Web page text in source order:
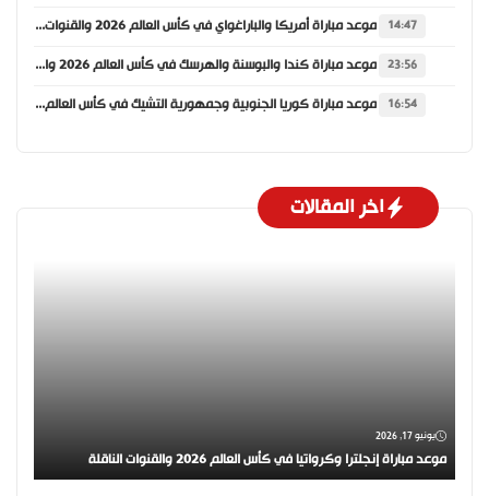
14:47 موعد مباراة أمريكا والباراغواي في كأس العالم 2026 والقنوات الناقلة
23:56 موعد مباراة كندا والبوسنة والهرسك في كأس العالم 2026 والقنوات الناقلة
16:54 موعد مباراة كوريا الجنوبية وجمهورية التشيك في كأس العالم 2026 والقنوات الناقلة
اخر المقالات
يونيو 17, 2026
موعد مباراة إنجلترا وكرواتيا في كأس العالم 2026 والقنوات الناقلة